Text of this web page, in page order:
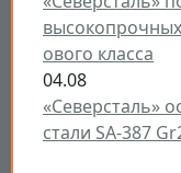
ового класса
04.08
«Северсталь»
стали SA-387